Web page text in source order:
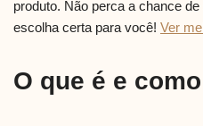
produto. Não perca a chance
escolha certa para você! Ver
O que é e